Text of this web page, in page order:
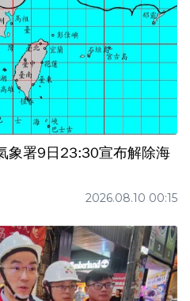
象署9日23:30宣布解除海
2026.08.10 00:15